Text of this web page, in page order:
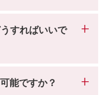
すればいいで
能ですか？